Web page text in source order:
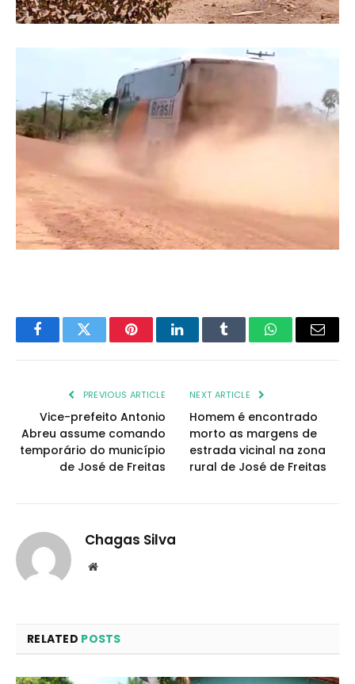
FacebookTwitter PinterestLinkedInTumblr WhatsAppEmail
PREVIOUS ARTICLE
Vice-prefeito Antonio
Abreu assume comando
temporário do município
de José de Freitas
NEXT ARTICLE
Homem é encontrado
morto as margens de
estrada vicinal na zona
rural de José de Freitas
Chagas Silva
Website
RELATED POSTS